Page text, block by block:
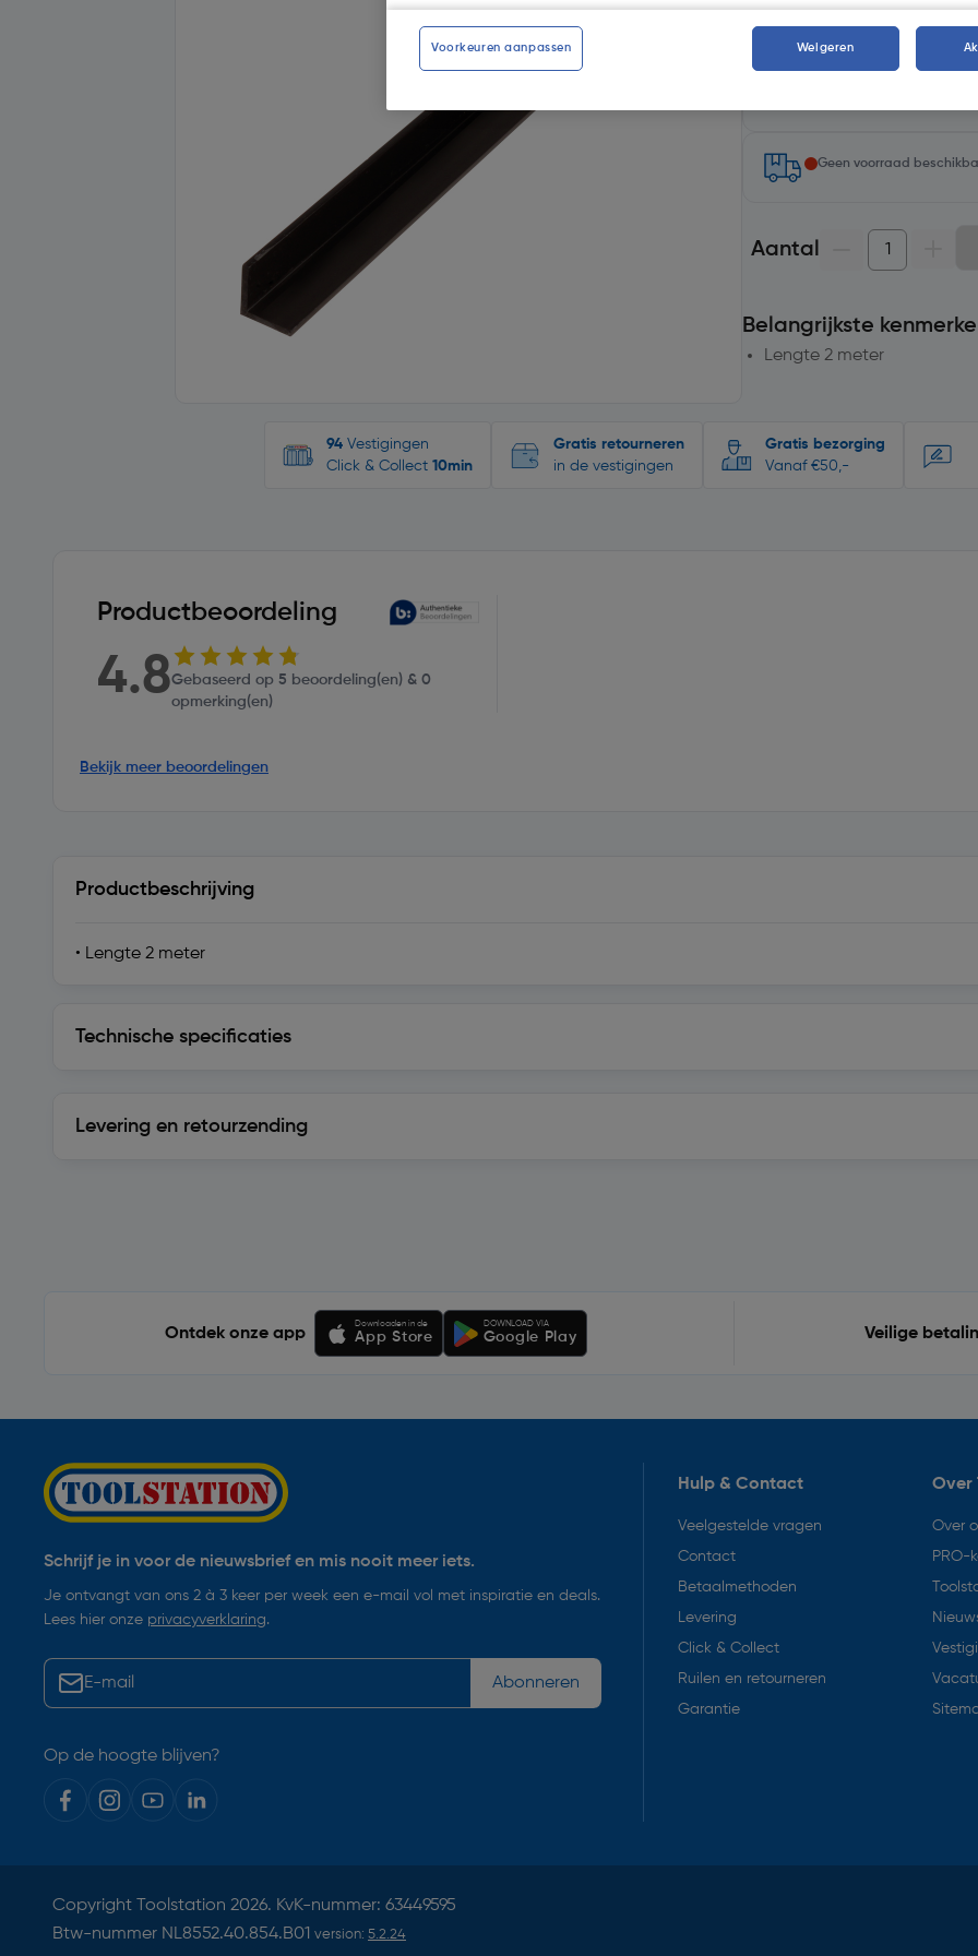
Selecteer winkel - Bekijk
Geen voorraad
Aantal
Belangrijkste
Lengte 2 meter
94 Vestigingen
Click & Collect 10min
Gratis retourneren
in de vestigingen
Gratis bezorging
Vanaf €50,-
Productbeoordeling
4.8Gebaseerd op 5 beoordeling(en) & 0
opmerking(en)
Bekijk meer beoordelingen
Productbeschrijving
• Lengte 2 meter
Technische specificaties
Levering en retourzending
Ontdek onze app
Downloaden in de
App Store
DOWNLOAD VIA
Google Play Veilige
Schrijf je in voor de nieuwsbrief en mis nooit meer iets.
Je ontvangt van ons 2 à 3 keer per week een e-mail vol met inspiratie en deals.
Lees hier onze privacyverklaring.
Abonneren
Op de hoogte blijven?
Hulp & Contact
Veelgestelde vragen
Contact
Betaalmethoden
Levering
Click & Collect
Ruilen en retourneren
Garantie
Over
Over
PRO-
Copyright Toolstation 2026. KvK-nummer: 63449595
Btw-nummer NL8552.40.854.B01 version: 5.2.24
Voorkeuren aanpassen Weigeren